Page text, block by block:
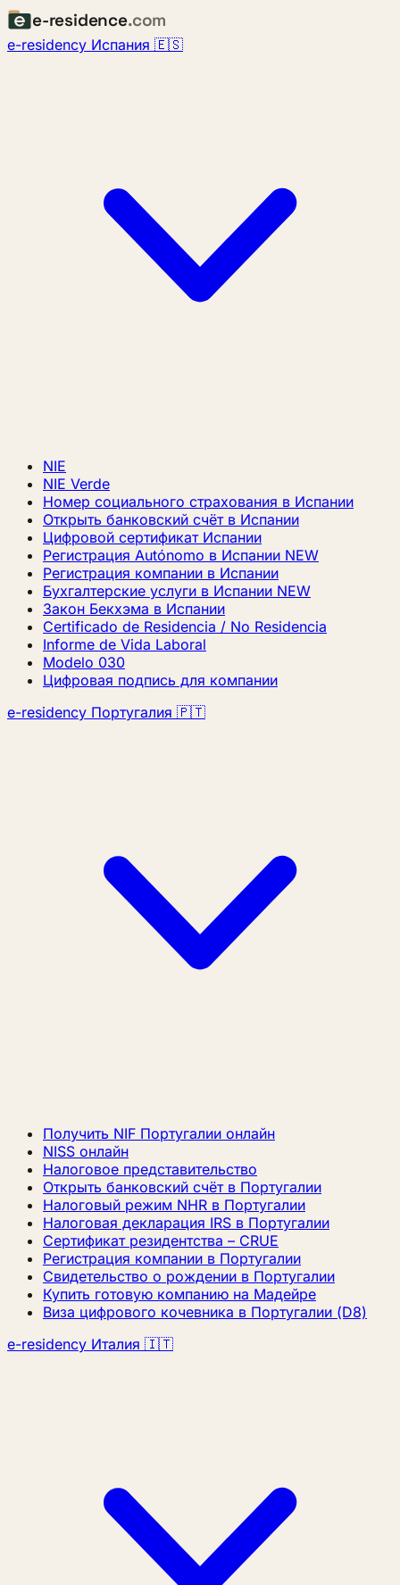
e-residence.com
e-residency Испания 🇪🇸
NIE
NIE Verde
Номер социального страхования в Испании
Открыть банковский счёт в Испании
Цифровой сертификат Испании
Регистрация Autónomo в Испании NEW
Регистрация компании в Испании
Бухгалтерские услуги в Испании NEW
Закон Бекхэма в Испании
Certificado de Residencia / No Residencia
Informe de Vida Laboral
Modelo 030
Цифровая подпись для компании
e-residency Португалия 🇵🇹
Получить NIF Португалии онлайн
NISS онлайн
Налоговое представительство
Открыть банковский счёт в Португалии
Налоговый режим NHR в Португалии
Налоговая декларация IRS в Португалии
Сертификат резидентства – CRUE
Регистрация компании в Португалии
Свидетельство о рождении в Португалии
Купить готовую компанию на Мадейре
Виза цифрового кочевника в Португалии (D8)
e-residency Италия 🇮🇹